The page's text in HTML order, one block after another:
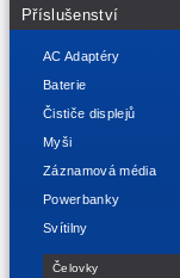
Příslušenství
AC Adaptéry
Baterie
Čističe displejů
Myši
Záznamová média
Powerbanky
Svítilny
Čelovky